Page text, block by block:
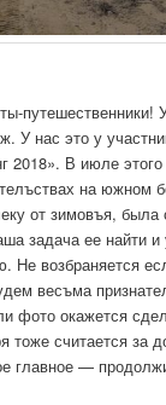
путешественники!
У нас это у
2018». В июле
на южном
от зимовъя, была
задача ее найти и
Не возбраняется
весъма
фото окажется
тоже считается за
главное —